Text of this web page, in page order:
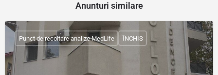
Anunturi similare
Punct de recoltare analize MedLife ÎNCHIS